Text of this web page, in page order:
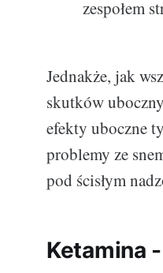
zespołem
Jednakże, jak
skutków
efekty uboczne
problemy ze
pod ścisłym
Ketamina